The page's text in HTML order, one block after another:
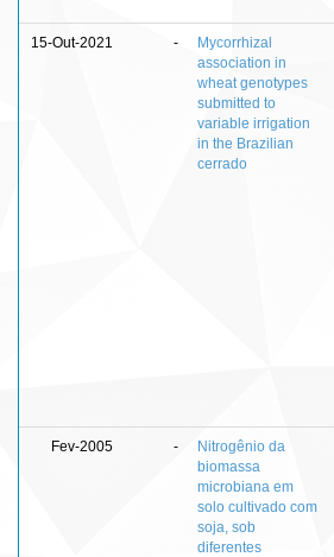
15-Out-2021 -
Mycorrhizal
association in
wheat genotypes
submitted to
variable irrigation
in the Brazilian
cerrado
Fev-2005 -
Nitrogênio da
biomassa
microbiana em
solo cultivado com
soja, sob
diferentes